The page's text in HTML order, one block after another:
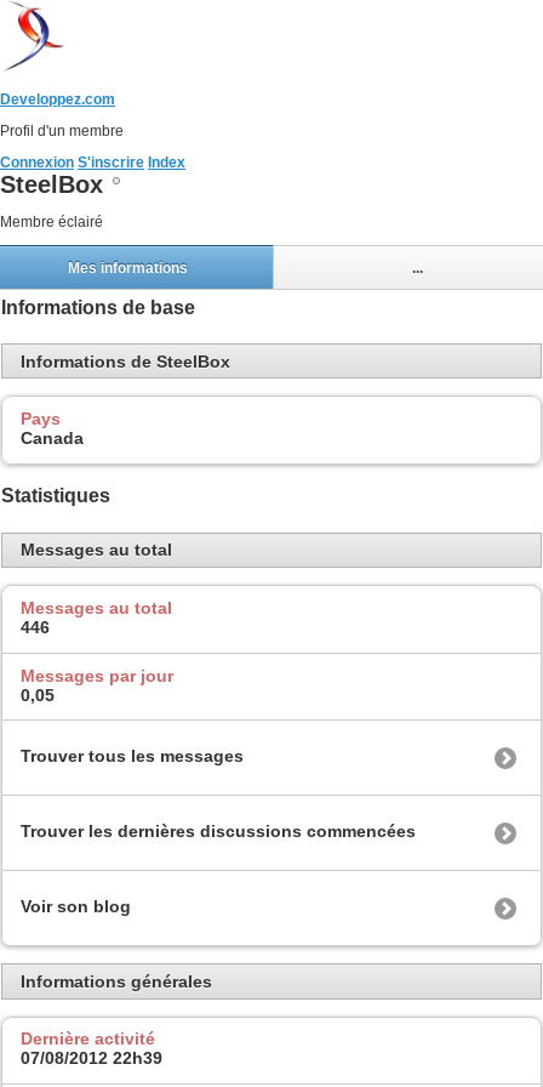
Developpez.com
Profil d'un membre
Connexion S'inscrire Index
SteelBox
Membre éclairé
Mes informations ...
Informations de base
Informations de SteelBox
Pays
Canada
Statistiques
Messages au total
Messages au total
446
Messages par jour
0,05
Trouver tous les messages
Trouver les dernières discussions commencées
Voir son blog
Informations générales
Dernière activité
07/08/2012 22h39